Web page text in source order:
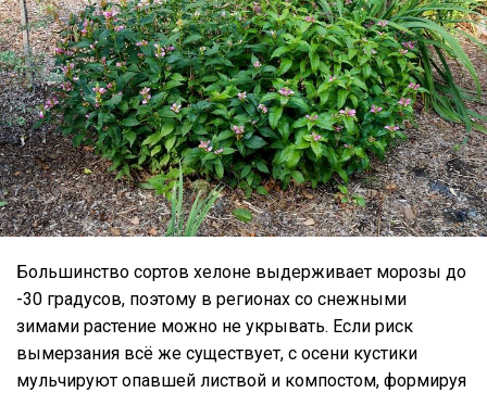
Большинство сортов хелоне выдерживает морозы до
-30 градусов, поэтому в регионах со снежными
зимами растение можно не укрывать. Если риск
вымерзания всё же существует, с осени кустики
мульчируют опавшей листвой и компостом, формируя